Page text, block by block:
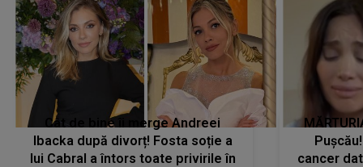
Cât de bine îi merge Andreei
Ibacka după divorț! Fosta soție a
lui Cabral a întors toate privirile în
cancer